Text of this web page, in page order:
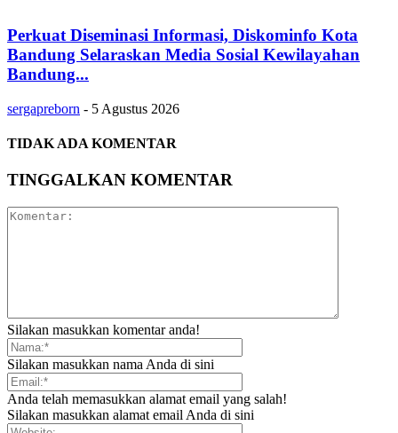
Perkuat Diseminasi Informasi, Diskominfo Kota
Bandung Selaraskan Media Sosial Kewilayahan
Bandung...
sergapreborn - 5 Agustus 2026
TIDAK ADA KOMENTAR
TINGGALKAN KOMENTAR
Silakan masukkan komentar anda!
Silakan masukkan nama Anda di sini
Anda telah memasukkan alamat email yang salah!
Silakan masukkan alamat email Anda di sini